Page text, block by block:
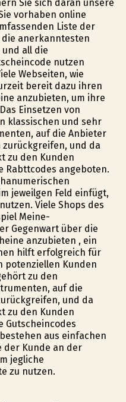
Sie sich daran unsere
vorhaben online
Liste der
die anerkanntesten
all die
nutzen
Webseiten, wie
bereit dazu ihren
anzubieten, um ihre
Einsetzen von
klassischen und sehr
auf die Anbieter
und da
zu den Kunden
Rabttcodes angeboten.
jeweilgen Feld einfügt,
Viele Shops des
Meine-
Gegenwart über die
anzubieten , ein
hilft erfolgreich für
potenziellen Kunden
zu den
auf die
und da
zu den Kunden
Gutscheincodes
aus einfachen
der Kunde an der
jegliche
zu nutzen.